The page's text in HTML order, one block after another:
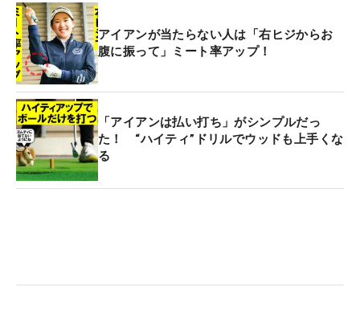
アイアンが当たらない人は「右ヒジからお
腹に振って」ミート率アップ！
「アイアンは払い打ち」がシンプルだっ
た！ “ハイティ”ドリルでウッドも上手くな
る